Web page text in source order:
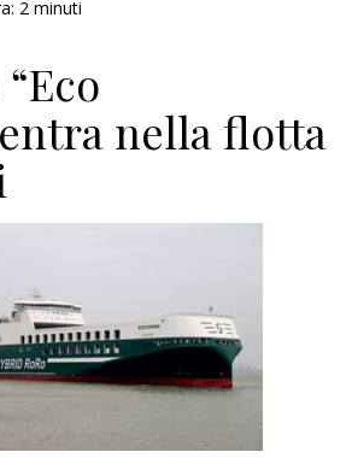
2 minuti
entra nella flotta